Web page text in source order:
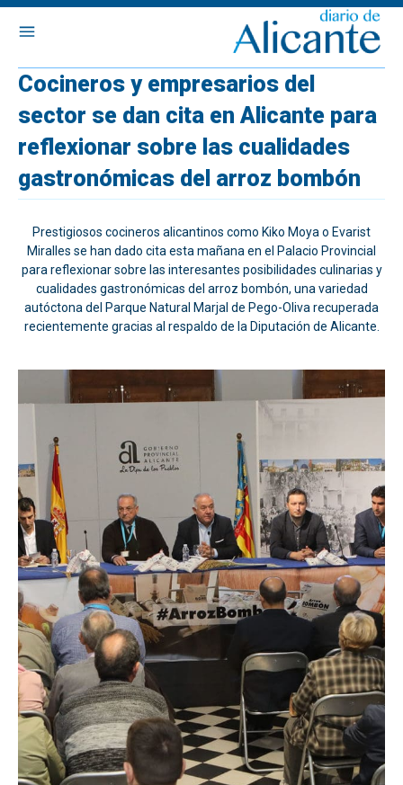
Cocineros y empresarios del
sector se dan cita en Alicante para
reflexionar sobre las cualidades
gastronómicas del arroz bombón
Prestigiosos cocineros alicantinos como Kiko Moya o Evarist
Miralles se han dado cita esta mañana en el Palacio Provincial
para reflexionar sobre las interesantes posibilidades culinarias y
cualidades gastronómicas del arroz bombón, una variedad
autóctona del Parque Natural Marjal de Pego-Oliva recuperada
recientemente gracias al respaldo de la Diputación de Alicante.